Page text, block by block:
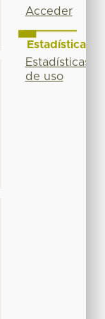
Acceder
Estadísticas
Estadísticas
de uso